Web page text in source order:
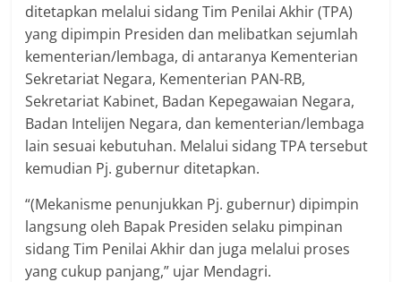
ditetapkan melalui sidang Tim Penilai Akhir (TPA)
yang dipimpin Presiden dan melibatkan sejumlah
kementerian/lembaga, di antaranya Kementerian
Sekretariat Negara, Kementerian PAN-RB,
Sekretariat Kabinet, Badan Kepegawaian Negara,
Badan Intelijen Negara, dan kementerian/lembaga
lain sesuai kebutuhan. Melalui sidang TPA tersebut
kemudian Pj. gubernur ditetapkan.
“(Mekanisme penunjukkan Pj. gubernur) dipimpin
langsung oleh Bapak Presiden selaku pimpinan
sidang Tim Penilai Akhir dan juga melalui proses
yang cukup panjang,” ujar Mendagri.